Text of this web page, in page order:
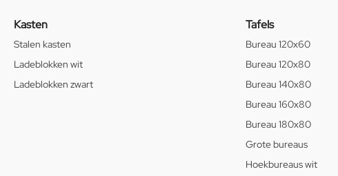
Kasten
Stalen kasten
Ladeblokken wit
Ladeblokken zwart
Tafels
Bureau 120x60
Bureau 120x80
Bureau 140x80
Bureau 160x80
Bureau 180x80
Grote bureaus
Hoekbureaus wit